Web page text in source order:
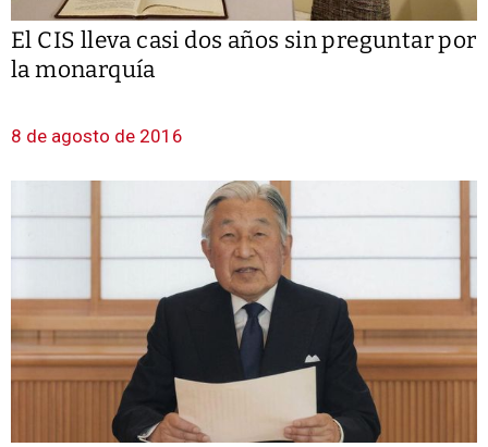
El CIS lleva casi dos años sin preguntar por
la monarquía
8 de agosto de 2016